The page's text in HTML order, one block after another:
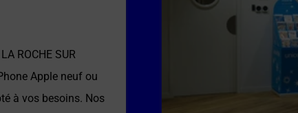
ROCHE SUR
Apple neuf ou
à vos besoins. Nos